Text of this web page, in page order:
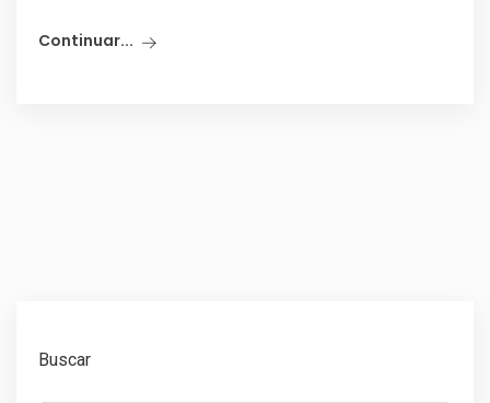
Continuar...
Buscar